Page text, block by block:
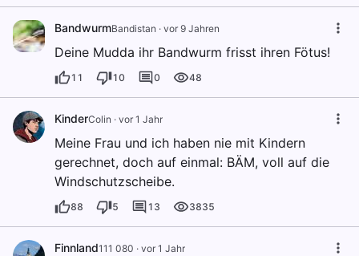
BandwurmBandistan · vor 9 Jahren
Deine Mudda ihr Bandwurm frisst ihren Fötus!
11 10 0 48
KinderColin · vor 1 Jahr
Meine Frau und ich haben nie mit Kindern
gerechnet, doch auf einmal: BÄM, voll auf die
Windschutzscheibe.
88 5 13 3835
Finnland111 080 · vor 1 Jahr